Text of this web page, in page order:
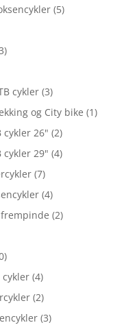
(5)
cykler (3)
og City bike (1)
cykler 26" (2)
cykler 29" (4)
(7)
(4)
(2)
cykler (4)
(2)
(3)